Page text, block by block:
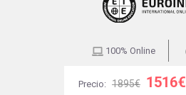
100% Online
Precio: 1895€ 1516€